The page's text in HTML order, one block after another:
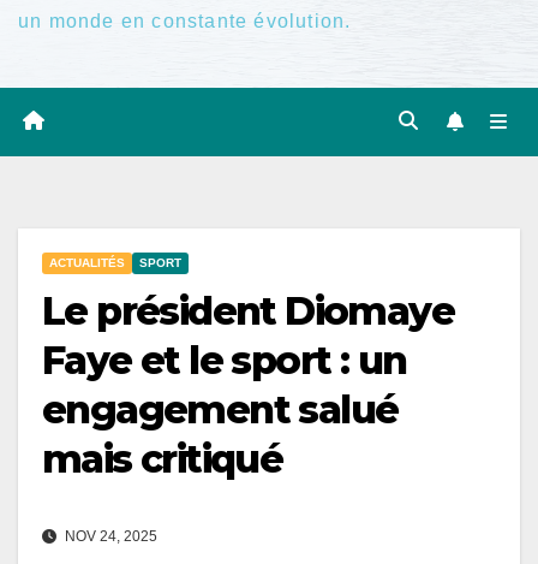
un monde en constante évolution.
ACTUALITÉS SPORT
Le président Diomaye
Faye et le sport : un
engagement salué
mais critiqué
NOV 24, 2025